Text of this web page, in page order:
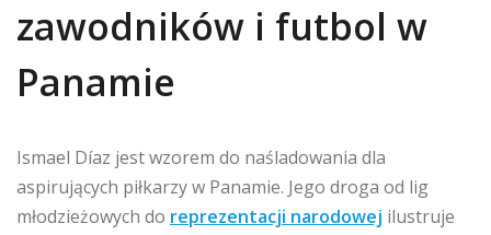
zawodników i futbol w
Panamie
Ismael Díaz jest wzorem do naśladowania dla
aspirujących piłkarzy w Panamie. Jego droga od lig
młodzieżowych do reprezentacji narodowej ilustruje